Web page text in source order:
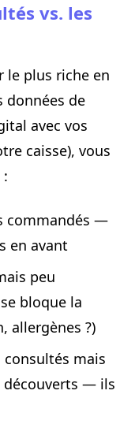
vs. les
le plus riche en
données de
avec vos
caisse), vous
commandés —
en avant
peu
bloque la
allergènes ?)
consultés mais
découverts — ils